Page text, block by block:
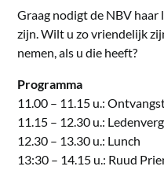
Graag nodigt de NBV
zijn. Wilt u zo vriendelijk
nemen, als u die heeft?
Programma
11.00 – 11.15 u.:
11.15 – 12.30 u.:
12.30 – 13.30 u.: Lunch
13:30 – 14.15 u.: Ruud